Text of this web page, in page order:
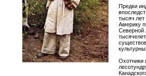
Предки
тысяч
Америку
Охотники